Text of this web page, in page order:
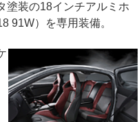
塗装の18インチアルミホ
91W）を専用装備。